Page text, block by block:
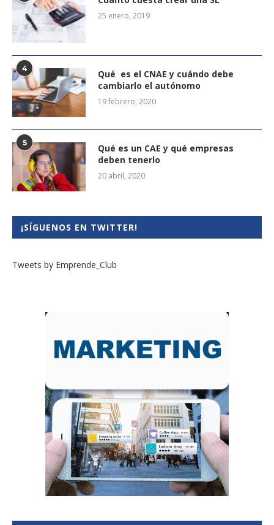
25 enero, 2019
4
Qué es el CNAE y cuándo debe
cambiarlo el autónomo
19 febrero, 2020
5
Qué es un CAE y qué empresas
deben tenerlo
20 abril, 2020
¡SÍGUENOS EN TWITTER!
Tweets by Emprende_Club